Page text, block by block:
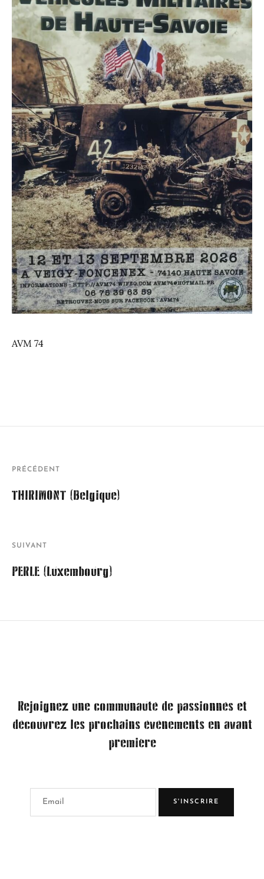
AVM 74
PRÉCÉDENT
THIRIMONT (Belgique)
SUIVANT
PERLE (Luxembourg)
Rejoignez une communauté de passionnés et
découvrez les prochains événements en avant
première
S'INSCRIRE